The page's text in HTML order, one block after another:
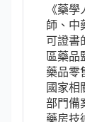
《藥
師、中
可證書
區藥品
藥品零
國家相
部門備
藥房技